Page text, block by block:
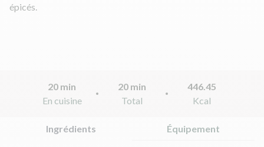
épicés.
20 min
En cuisine
20 min
Total
446.45
Kcal
Ingrédients Équipement